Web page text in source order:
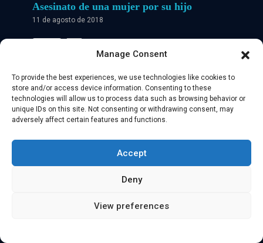
Manage Consent
To provide the best experiences, we use technologies like cookies to
store and/or access device information. Consenting to these
technologies will allow us to process data such as browsing behavior or
unique IDs on this site. Not consenting or withdrawing consent, may
adversely affect certain features and functions.
Accept
Deny
View preferences
Asesinato de una mujer por su hijo
11 de agosto de 2018
Lire l'article
Capturan a la pareja sentimental de un
modelo
Capturan a compañero sentimental de modelo